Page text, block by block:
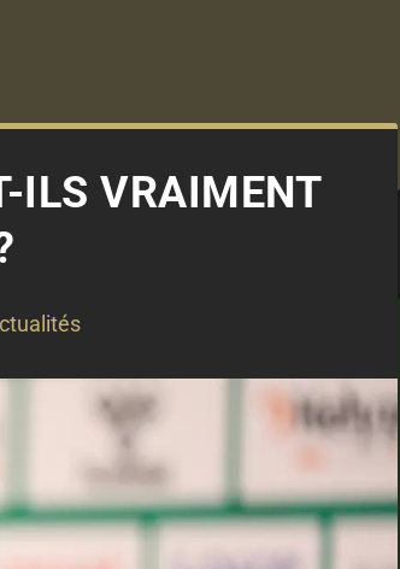
ILS VRAIMENT